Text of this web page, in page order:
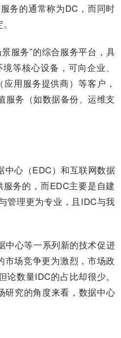
务的通常称为DC，而同时
服务”的综合服务平台，具
等核心设备，可向企业、
用服务提供商）等客户，
服务（如数据备份、运维支
中心（EDC）和互联网数据
务的，而EDC主要是自建
管理更为专业，且IDC与我
中心等一系列新的技术促进
场竞争更为激烈，市场政
数量IDC的占比却很少。
研究的角度来看，数据中心